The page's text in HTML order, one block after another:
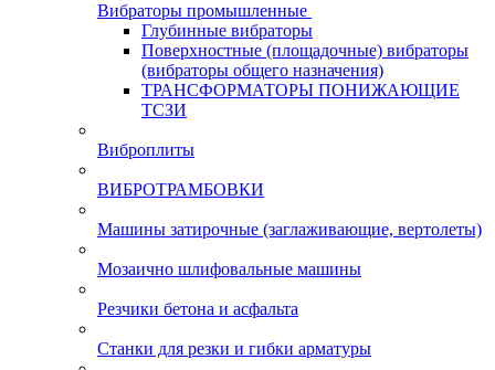
Вибраторы промышленные
Глубинные вибраторы
Поверхностные (площадочные) вибраторы
(вибраторы общего назначения)
ТРАНСФОРМАТОРЫ ПОНИЖАЮЩИЕ
ТСЗИ
Виброплиты
ВИБРОТРАМБОВКИ
Машины затирочные (заглаживающие, вертолеты)
Мозаично шлифовальные машины
Резчики бетона и асфальта
Станки для резки и гибки арматуры